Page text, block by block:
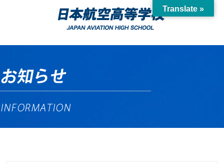
Translate »